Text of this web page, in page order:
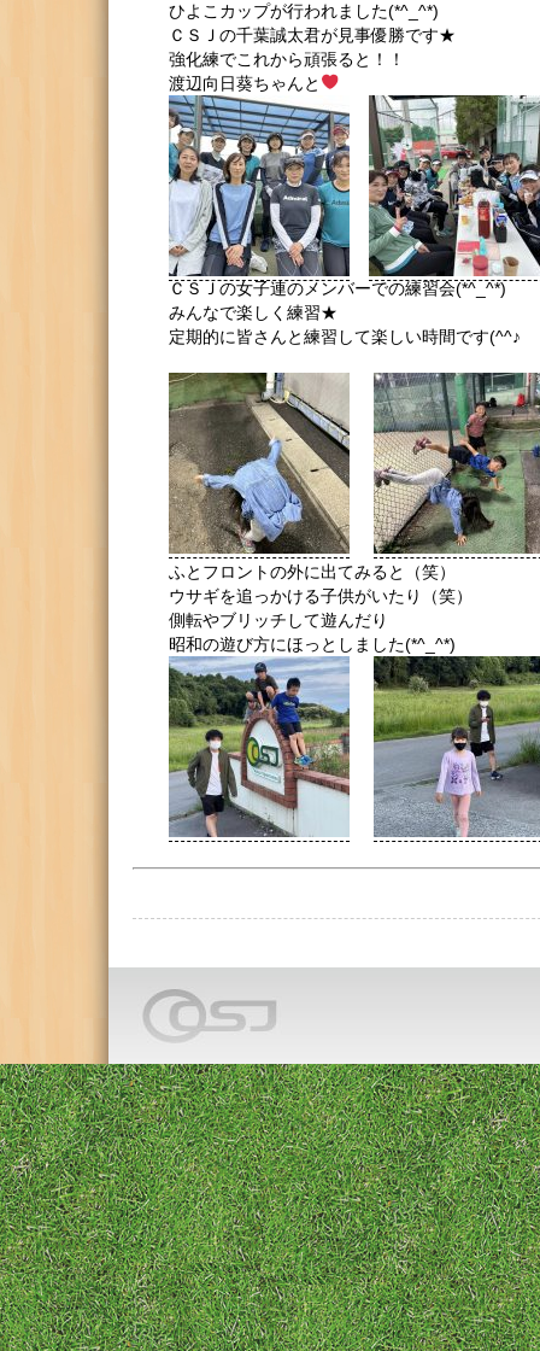
ひよこカップが行われました(*^_^*)
ＣＳＪの千葉誠太君が見事優勝です★
強化練でこれから頑張ると！！
渡辺向日葵ちゃんと
ＣＳＪの女子連のメンバーでの練習会(*^_^*)
みんなで楽しく練習★
定期的に皆さんと練習して楽しい時間です(^^♪
ふとフロントの外に出てみると（笑）
ウサギを追っかける子供がいたり（笑）
側転やブリッチして遊んだり
昭和の遊び方にほっとしました(*^_^*)